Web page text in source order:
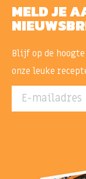
MELD JE
Blijf op de
onze leuke
E-mailadres